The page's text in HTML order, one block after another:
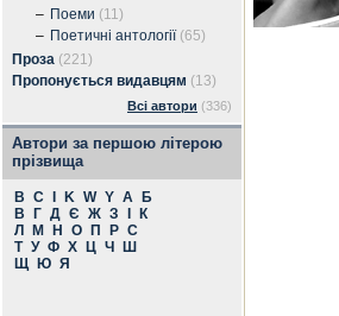
– Поеми (11)
– Поетичні антології (65)
Проза (221)
Пропонується видавцям (13)
Всі автори (336)
Автори за першою літерою
прізвища
B C K W Y А
Б
В
Г Д Є Ж З
К
Л
М Н О П Р С
Т У Ф Х Ц Ч
Ш
Щ
Ю Я